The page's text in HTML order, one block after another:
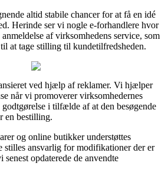
altid stabile chancer for at få en idé
Herinde ser vi nogle e-forhandlere hvor
af virksomhedens service, som
at tage stilling til kundetilfredsheden.
ved hjælp af reklamer. Vi hjælper
når vi promoverer virksomhedernes
i tilfælde af at den besøgende
en bestilling.
og online butikker understøttes
stilles ansvarlig for modifikationer der er
opdaterede de anvendte